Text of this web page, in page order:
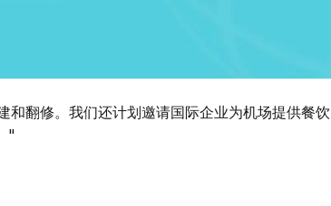
翻修。我们还计划邀请国际企业为机场提供餐饮
"